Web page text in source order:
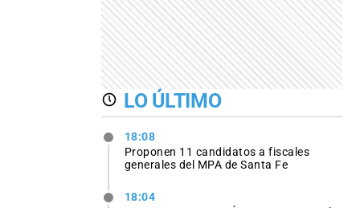
LO ÚLTIMO
18:08
Proponen 11 candidatos a fiscales
generales del MPA de Santa Fe
18:04